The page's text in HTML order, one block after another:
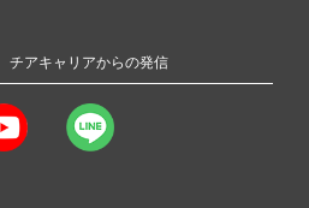
チアキャリアからの発信